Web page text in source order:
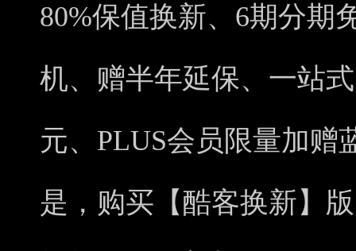
80%保值换新、6期分期
机、赠半年延保、一站
元、PLUS会员限量加赠
是，购买【酷客换新】